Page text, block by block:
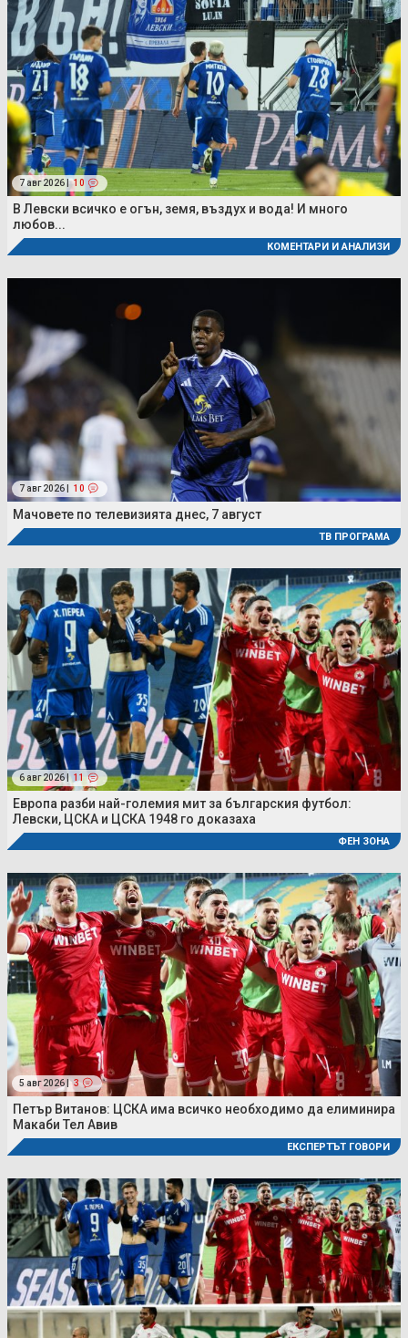
7 авг 2026 | 10
В Левски всичко е огън, земя, въздух и вода! И много
любов...
КОМЕНТАРИ И АНАЛИЗИ
7 авг 2026 | 10
Мачовете по телевизията днес, 7 август
ТВ ПРОГРАМА
6 авг 2026 | 11
Европа разби най-големия мит за българския футбол:
Левски, ЦСКА и ЦСКА 1948 го доказаха
ФЕН ЗОНА
5 авг 2026 | 3
Петър Витанов: ЦСКА има всичко необходимо да елиминира
Макаби Тел Авив
ЕКСПЕРТЪТ ГОВОРИ